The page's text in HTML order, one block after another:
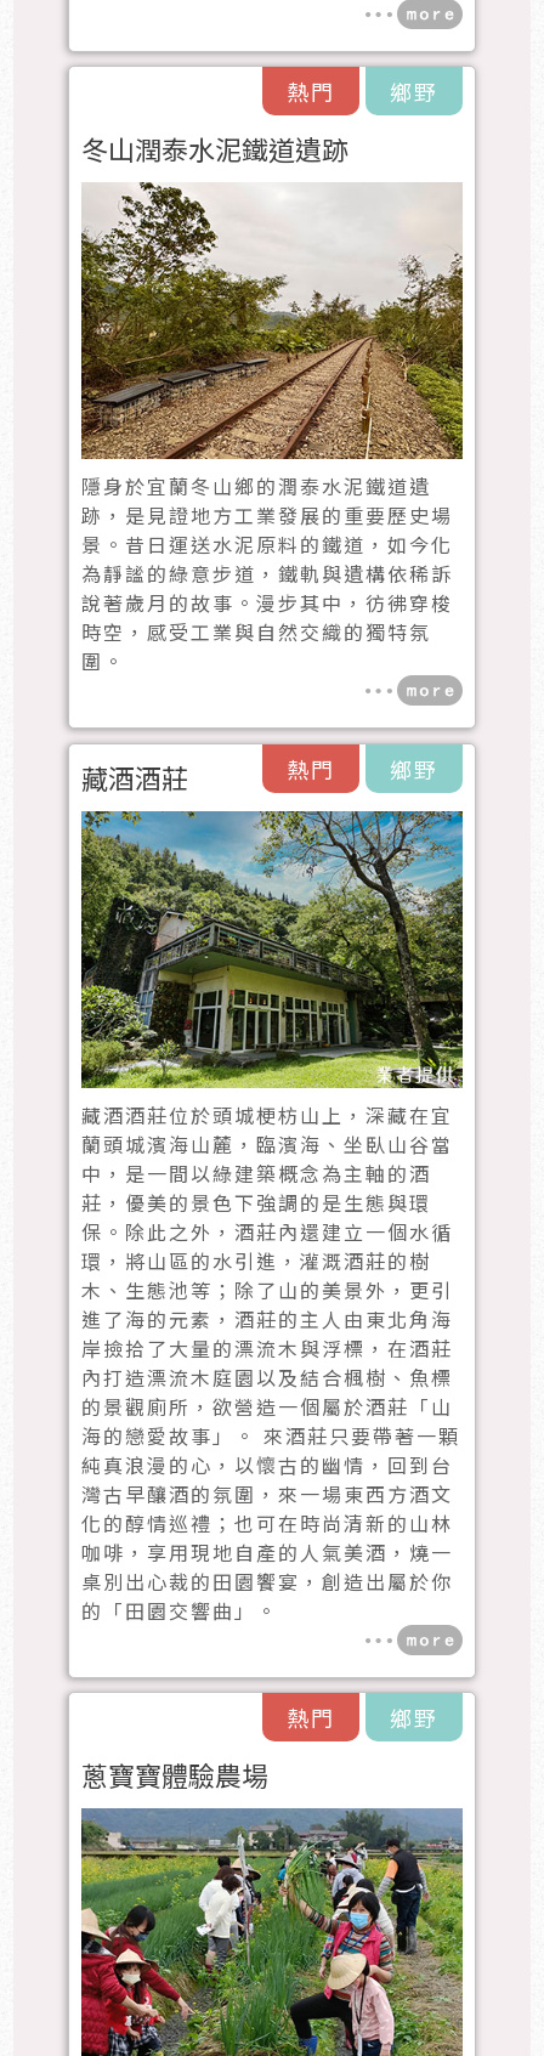
鄉野
熱門
冬山潤泰水泥鐵道遺跡
隱身於宜蘭冬山鄉的潤泰水泥鐵道遺
跡，是見證地方工業發展的重要歷史場
景。昔日運送水泥原料的鐵道，如今化
為靜謐的綠意步道，鐵軌與遺構依稀訴
說著歲月的故事。漫步其中，彷彿穿梭
時空，感受工業與自然交織的獨特氛
圍。
鄉野
熱門
藏酒酒莊
藏酒酒莊位於頭城梗枋山上，深藏在宜
蘭頭城濱海山麓，臨濱海、坐臥山谷當
中，是一間以綠建築概念為主軸的酒
莊，優美的景色下強調的是生態與環
保。除此之外，酒莊內還建立一個水循
環，將山區的水引進，灌溉酒莊的樹
木、生態池等；除了山的美景外，更引
進了海的元素，酒莊的主人由東北角海
岸撿拾了大量的漂流木與浮標，在酒莊
內打造漂流木庭園以及結合楓樹、魚標
的景觀廁所，欲營造一個屬於酒莊「山
海的戀愛故事」。 來酒莊只要帶著一顆
純真浪漫的心，以懷古的幽情，回到台
灣古早釀酒的氛圍，來一場東西方酒文
化的醇情巡禮；也可在時尚清新的山林
咖啡，享用現地自產的人氣美酒，燒一
桌別出心裁的田園饗宴，創造出屬於你
的「田園交響曲」。
鄉野
熱門
蔥寶寶體驗農場